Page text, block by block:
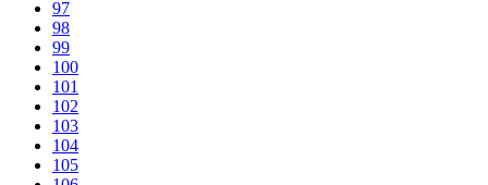
97
98
99
100
101
102
103
104
105